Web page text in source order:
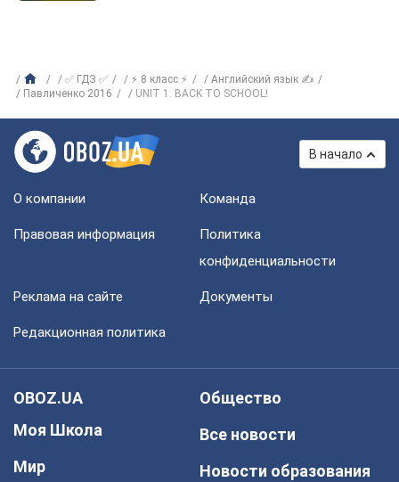
✅ ГДЗ ✅ ⚡ 8 класс ⚡
Английский язык ✍
Павличенко 2016
UNIT 1. BACK TO SCHOOL!
В начало
О компании Команда
Правовая информация
Политика
конфиденциальности
Реклама на сайте Документы
Редакционная политика
OBOZ.UA
Моя Школа
Мир
Общество
Все новости
Новости образования